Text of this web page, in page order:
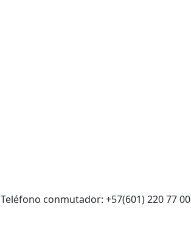
Teléfono conmutador: +57(601) 220 77 00